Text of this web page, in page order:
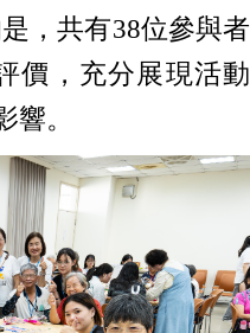
，共有38位參與者
價，充分展現活動
響。